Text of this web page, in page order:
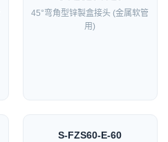
45°弯角型锌製盒接头 (金属软管
用)
S-FZS60-E-60